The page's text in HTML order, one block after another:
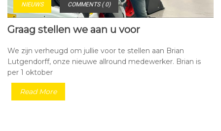
NIEUWS COMMENTS ( 0)
Graag stellen we aan u voor
We zijn verheugd om jullie voor te stellen aan Brian
Lutgendorff, onze nieuwe allround medewerker. Brian is
per 1 oktober
Read More